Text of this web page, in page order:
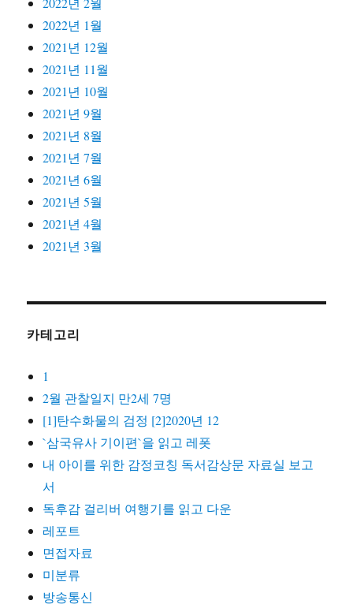
2022년 1월
2021년 12월
2021년 11월
2021년 10월
2021년 9월
2021년 8월
2021년 7월
2021년 6월
2021년 5월
2021년 4월
2021년 3월
카테고리
1
2월 관찰일지 만2세 7명
[1]탄수화물의 검정 [2]2020년 12
`삼국유사 기이편`을 읽고 레폿
내 아이를 위한 감정코칭 독서감상문 자료실 보고
서
독후감 걸리버 여행기를 읽고 다운
레포트
면접자료
미분류
방송통신